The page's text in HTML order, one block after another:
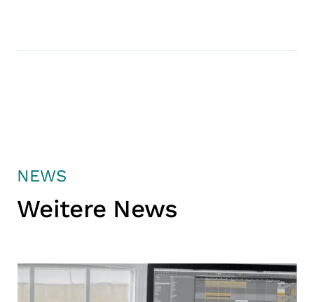
NEWS
Weitere News